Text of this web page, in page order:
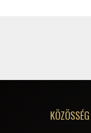
KÖZÖSSÉG